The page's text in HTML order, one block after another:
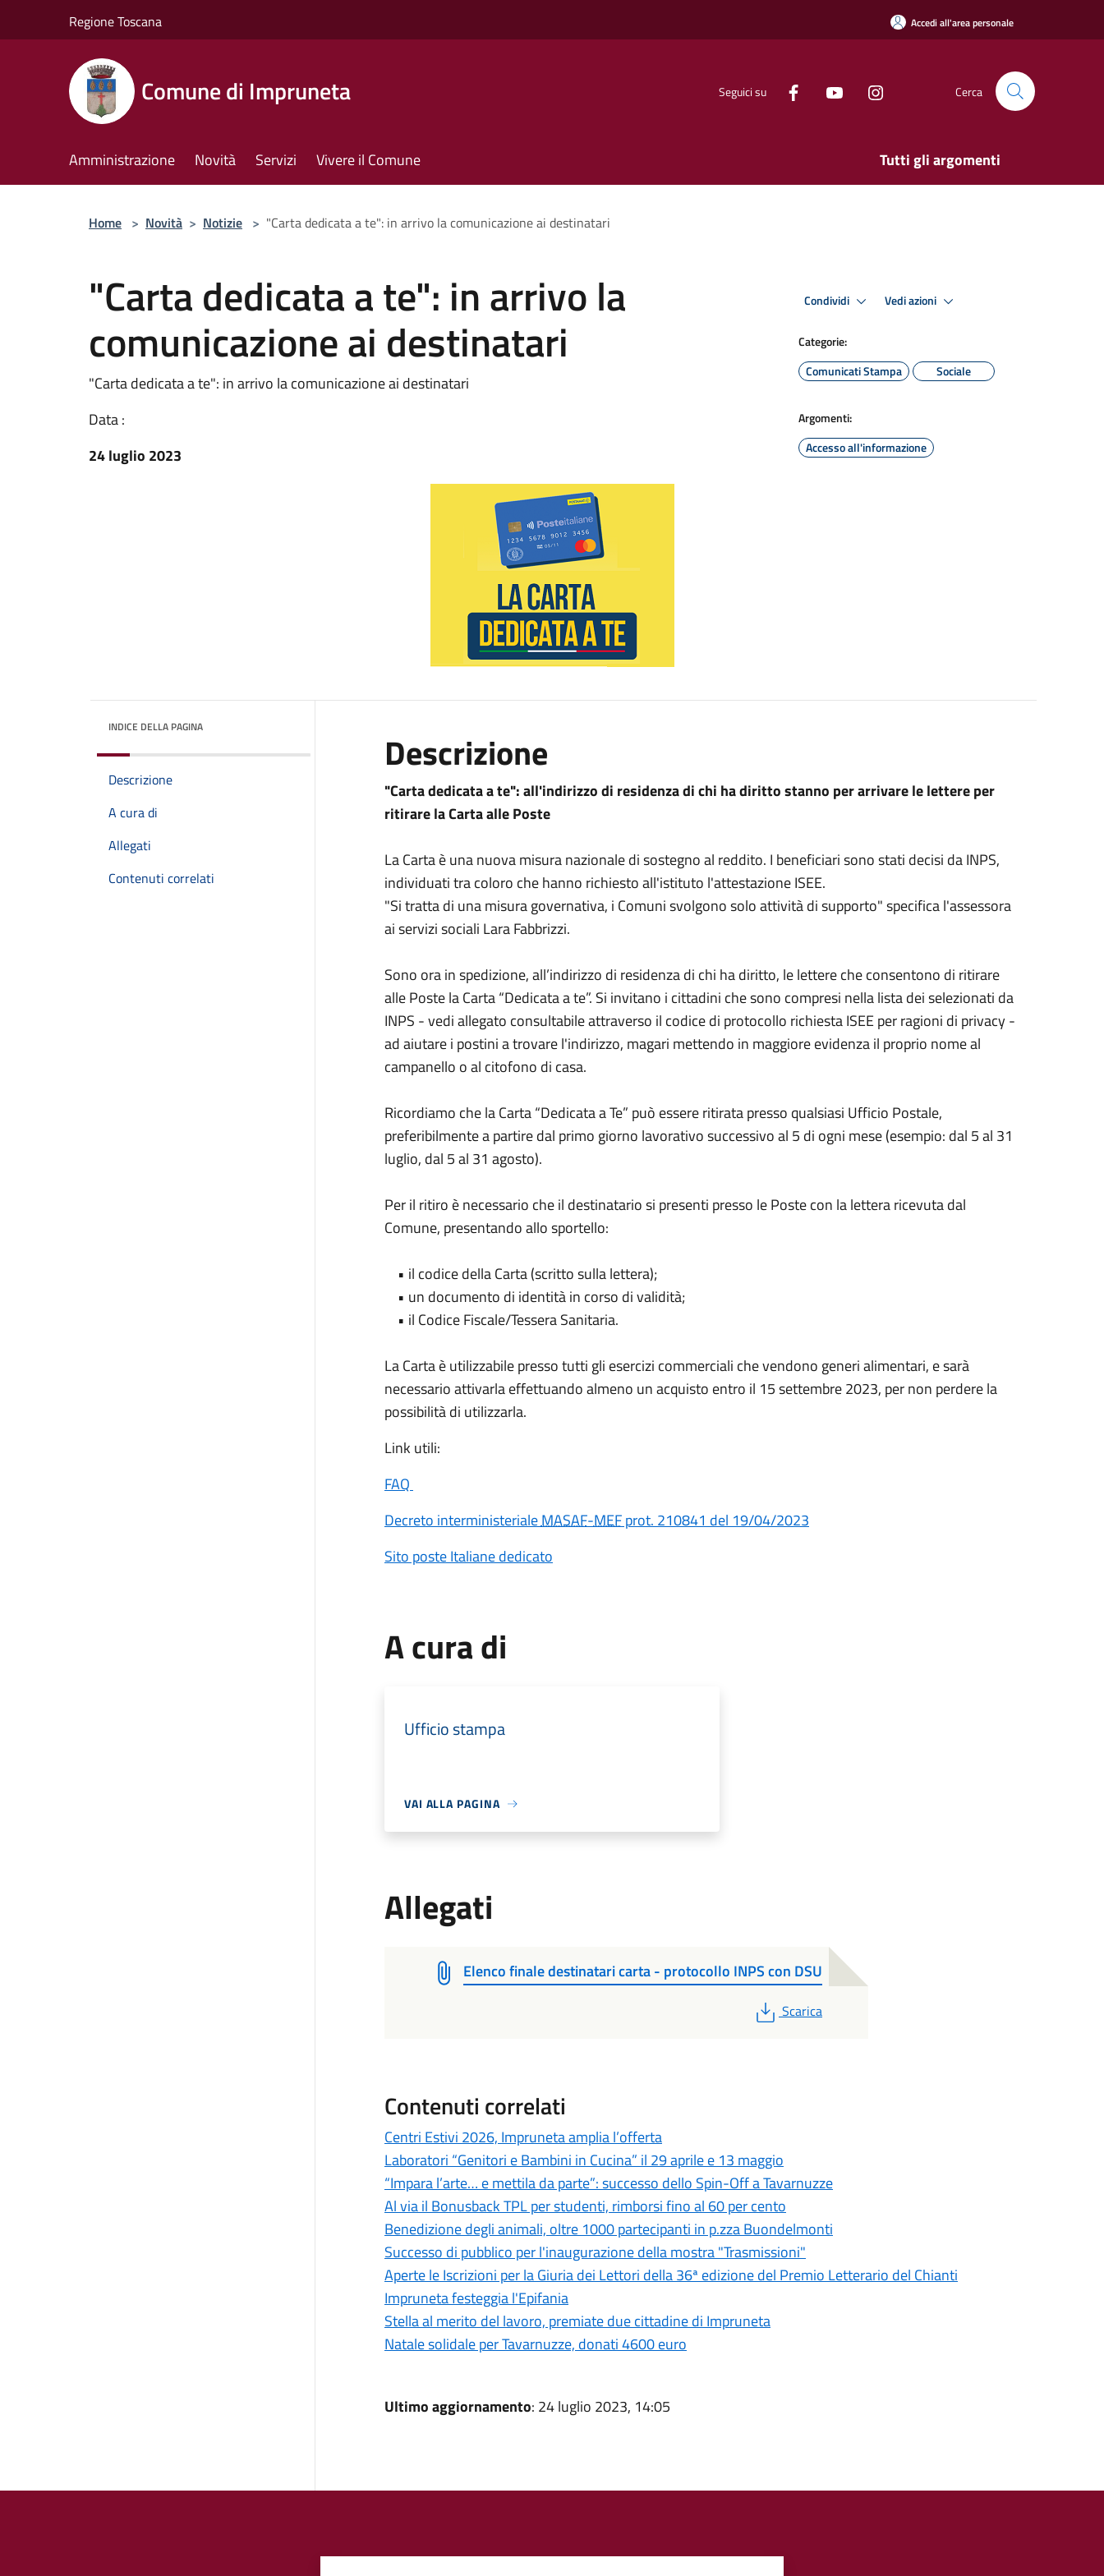
Regione Toscana Accedi all'area personale
Comune di Impruneta Seguici su Cerca
Amministrazione Novità Servizi Vivere il Comune Tutti gli argomenti
Home > Novità > Notizie > "Carta dedicata a te": in arrivo la comunicazione ai destinatari
"Carta dedicata a te": in arrivo la
comunicazione ai destinatari
"Carta dedicata a te": in arrivo la comunicazione ai destinatari
Data :
24 luglio 2023
Condividi Vedi azioni
Categorie:
Comunicati Stampa
Sociale
Argomenti:
Accesso all'informazione
INDICE DELLA PAGINA
Descrizione
A cura di
Allegati
Contenuti correlati
Descrizione
"Carta dedicata a te": all'indirizzo di residenza di chi ha diritto stanno per arrivare le lettere per
ritirare la Carta alle Poste
La Carta è una nuova misura nazionale di sostegno al reddito. I beneficiari sono stati decisi da INPS,
individuati tra coloro che hanno richiesto all'istituto l'attestazione ISEE.
"Si tratta di una misura governativa, i Comuni svolgono solo attività di supporto" specifica l'assessora
ai servizi sociali Lara Fabbrizzi.
Sono ora in spedizione, all’indirizzo di residenza di chi ha diritto, le lettere che consentono di ritirare
alle Poste la Carta “Dedicata a te”. Si invitano i cittadini che sono compresi nella lista dei selezionati da
INPS - vedi allegato consultabile attraverso il codice di protocollo richiesta ISEE per ragioni di privacy -
ad aiutare i postini a trovare l'indirizzo, magari mettendo in maggiore evidenza il proprio nome al
campanello o al citofono di casa.
Ricordiamo che la Carta “Dedicata a Te” può essere ritirata presso qualsiasi Ufficio Postale,
preferibilmente a partire dal primo giorno lavorativo successivo al 5 di ogni mese (esempio: dal 5 al 31
luglio, dal 5 al 31 agosto).
Per il ritiro è necessario che il destinatario si presenti presso le Poste con la lettera ricevuta dal
Comune, presentando allo sportello:
• il codice della Carta (scritto sulla lettera);
• un documento di identità in corso di validità;
• il Codice Fiscale/Tessera Sanitaria.
La Carta è utilizzabile presso tutti gli esercizi commerciali che vendono generi alimentari, e sarà
necessario attivarla effettuando almeno un acquisto entro il 15 settembre 2023, per non perdere la
possibilità di utilizzarla.
Link utili:
FAQ
Decreto interministerialeMASAF-MEFprot. 210841 del 19/04/2023
Sito poste Italiane dedicato
A cura di
Ufficio stampa
VAI ALLA PAGINA
Allegati
Elenco finale destinatari carta - protocollo INPS con DSU
PDF
Scarica
Contenuti correlati
Centri Estivi 2026, Impruneta amplia l’offerta
Laboratori “Genitori e Bambini in Cucina” il 29 aprile e 13 maggio
“Impara l’arte… e mettila da parte”: successo dello Spin-Off a Tavarnuzze
Al via il Bonusback TPL per studenti, rimborsi fino al 60 per cento
Benedizione degli animali, oltre 1000 partecipanti in p.zza Buondelmonti
Successo di pubblico per l'inaugurazione della mostra "Trasmissioni"
Aperte le Iscrizioni per la Giuria dei Lettori della 36ª edizione del Premio Letterario del Chianti
Impruneta festeggia l'Epifania
Stella al merito del lavoro, premiate due cittadine di Impruneta
Natale solidale per Tavarnuzze, donati 4600 euro
Ultimo aggiornamento: 24 luglio 2023, 14:05